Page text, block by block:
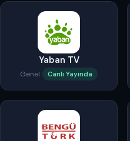
Yaban TV
Genel Canlı Yayında